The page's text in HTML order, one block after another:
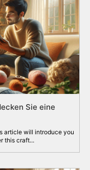
Sie eine
article will introduce you
this craft...